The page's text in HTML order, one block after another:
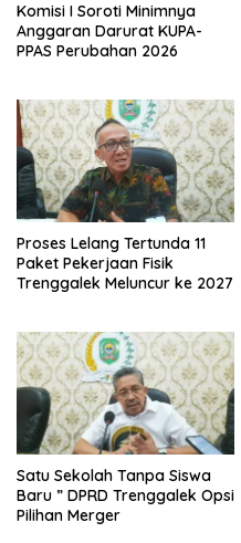
Komisi I Soroti Minimnya
Anggaran Darurat KUPA-
PPAS Perubahan 2026
Proses Lelang Tertunda 11
Paket Pekerjaan Fisik
Trenggalek Meluncur ke 2027
Satu Sekolah Tanpa Siswa
Baru ” DPRD Trenggalek Opsi
Pilihan Merger